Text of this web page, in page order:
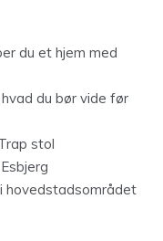
du et hjem med
du bør vide før
stol
hovedstadsområdet